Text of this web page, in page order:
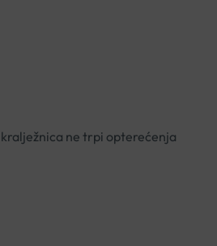
ne trpi opterećenja